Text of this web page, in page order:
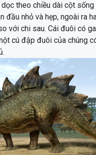
theo chiều dài cột
đầu nhỏ và hẹp, ngoài ra
với chi sau. Cái đuôi có
cú đập đuôi của chúng